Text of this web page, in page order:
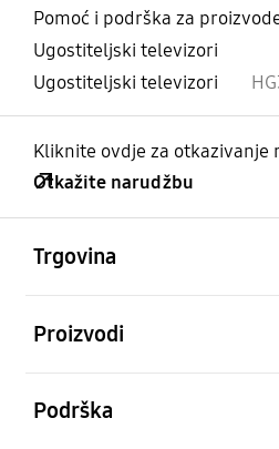
Pomoć i podrška za
Ugostiteljski televizori
Ugostiteljski televizori
Kliknite ovdje za otkazivanje
Otkažite narudžbu
Trgovina
Proizvodi
Podrška